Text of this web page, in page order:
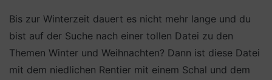
Bis zur Winterzeit dauert es nicht mehr lange und du
bist auf der Suche nach einer tollen Datei zu den
Themen Winter und Weihnachten? Dann ist diese Datei
mit dem niedlichen Rentier mit einem Schal und dem